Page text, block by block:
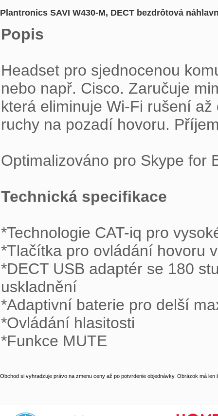
Plantronics SAVI W430-M, DECT bezdrôtová
Popis
Headset pro sjednocenou
nebo např. Cisco. Zaručuje
která eliminuje Wi-Fi rušení
ruchy na pozadí hovoru.
Optimalizováno pro Skype for
Technická specifikace
*Technologie CAT-iq pro
*Tlačítka pro ovládání hovoru
*DECT USB adaptér se 180
uskladnění
*Adaptivní baterie pro delší
*Ovládání hlasitosti
*Funkce MUTE
Obchod si vyhradzuje právo na zmenu ceny až po potvrdenie objednávky. Obrázok má len